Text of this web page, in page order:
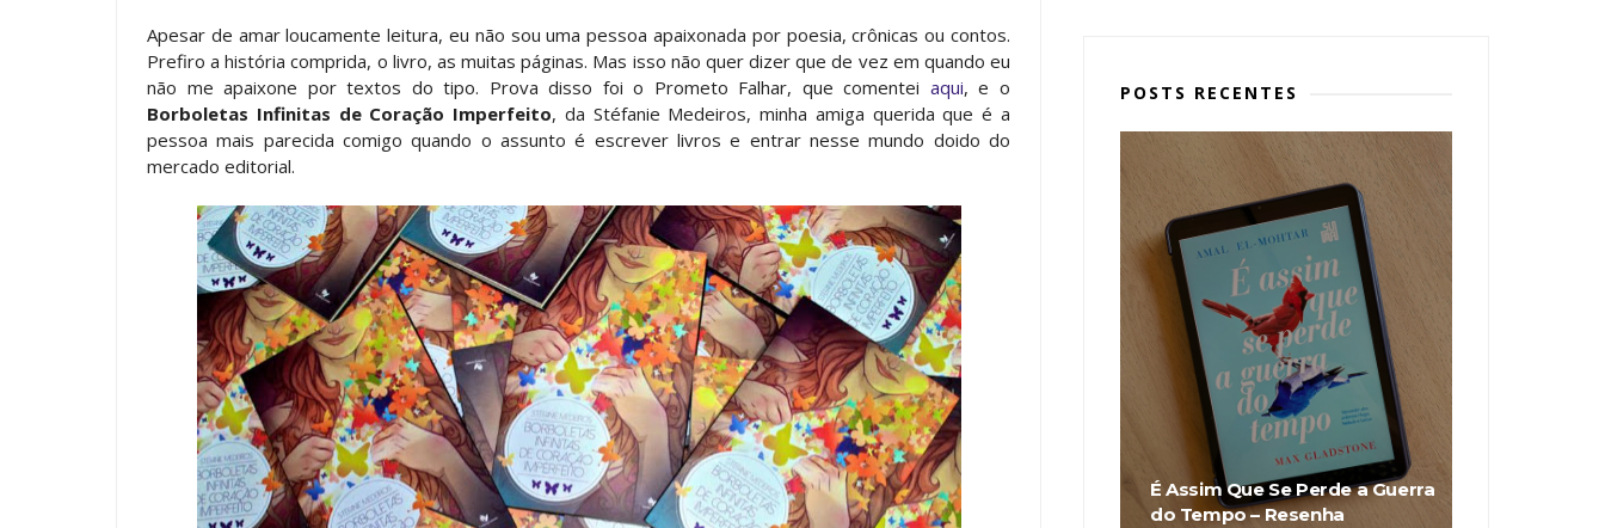
Apesar de amar loucamente leitura, eu não sou uma pessoa apaixonada por poesia, crônicas ou contos.
Prefiro a história comprida, o livro, as muitas páginas. Mas isso não quer dizer que de vez em quando eu
não me apaixone por textos do tipo. Prova disso foi o Prometo Falhar, que comentei aqui, e o
Borboletas Infinitas de Coração Imperfeito, da Stéfanie Medeiros, minha amiga querida que é a
pessoa mais parecida comigo quando o assunto é escrever livros e entrar nesse mundo doido do
mercado editorial.
POSTS RECENTES
É Assim Que Se Perde a Guerra
do Tempo – Resenha